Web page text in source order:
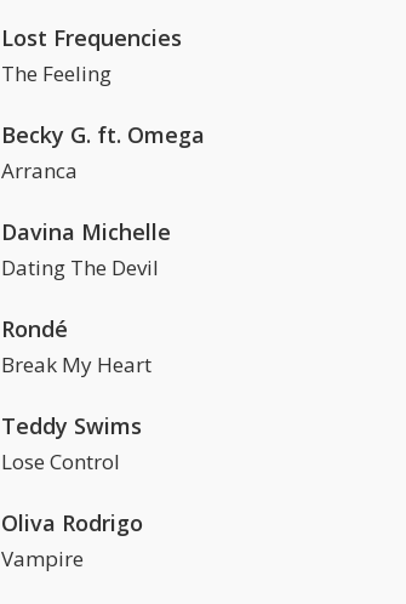
Lost Frequencies
The Feeling
Becky G. ft. Omega
Arranca
Davina Michelle
Dating The Devil
Rondé
Break My Heart
Teddy Swims
Lose Control
Oliva Rodrigo
Vampire